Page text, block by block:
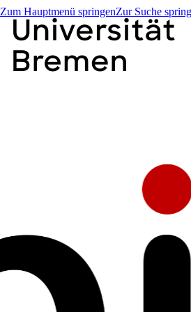
Zum Hauptmenü springenZur Suche